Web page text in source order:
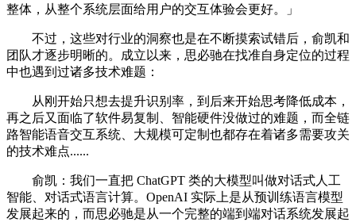
整体，从整个系统层面给用户的交互体验会更好。」
不过，这些对行业的洞察也是在不断摸索试错后，俞凯和
团队才逐步明晰的。成立以来，思必驰在找准自身定位的过程
中也遇到过诸多技术难题：
从刚开始只想去提升识别率，到后来开始思考降低成本，
再之后又面临了软件易复制、智能硬件没做过的难题，而全链
路智能语音交互系统、大规模可定制也都存在着诸多需要攻关
的技术难点......
俞凯：我们一直把 ChatGPT 类的大模型叫做对话式人工
智能、对话式语言计算。OpenAI 实际上是从预训练语言模型
发展起来的，而思必驰是从一个完整的端到端对话系统发展起